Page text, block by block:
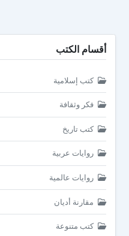
أقسام الكتب
كتب إسلامية
فكر وثقافة
كتب تاريخ
روايات عربية
روايات عالمية
مقارنة أديان
كتب متنوعة